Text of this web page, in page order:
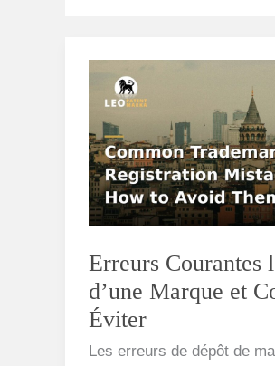
Erreurs Courantes
d’une Marque et
Éviter
Les erreurs de dépôt de
Erreurs
Courantes
lors
du
Dépôt
d’une
Marque
Comment
les
Éviter